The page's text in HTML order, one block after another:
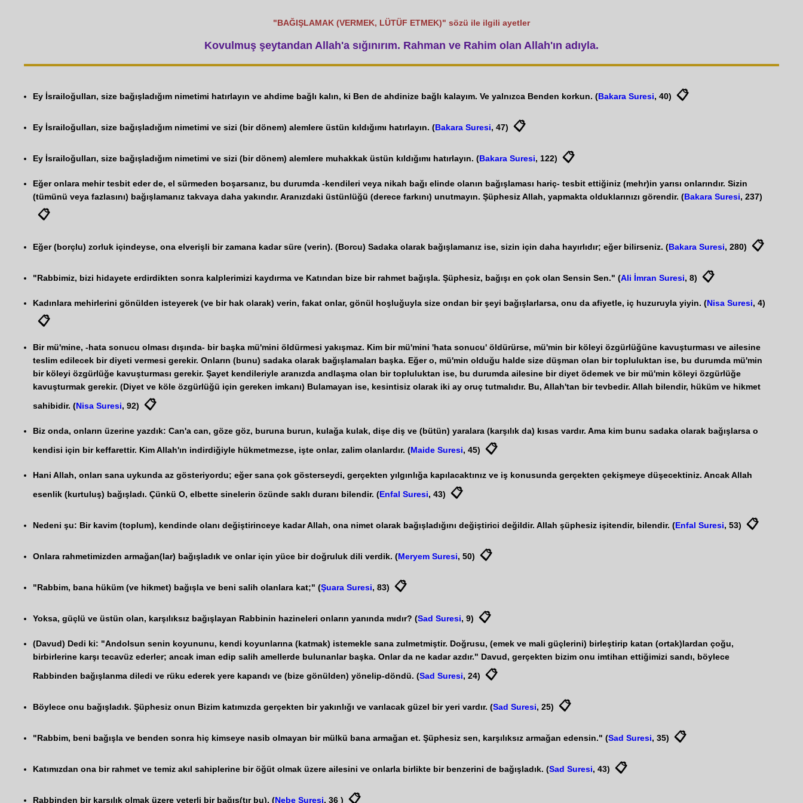
"BAĞIŞLAMAK (VERMEK, LÜTÜF ETMEK)" sözü ile ilgili ayetler
Kovulmuş şeytandan Allah'a sığınırım. Rahman ve Rahim olan Allah'ın adıyla.
Ey İsrailoğulları, size bağışladığım nimetimi hatırlayın ve ahdime bağlı kalın, ki Ben de ahdinize bağlı kalayım. Ve yalnızca Benden korkun. (Bakara Suresi, 40) 📋
Ey İsrailoğulları, size bağışladığım nimetimi ve sizi (bir dönem) alemlere üstün kıldığımı hatırlayın. (Bakara Suresi, 47) 📋
Ey İsrailoğulları, size bağışladığım nimetimi ve sizi (bir dönem) alemlere muhakkak üstün kıldığımı hatırlayın. (Bakara Suresi, 122) 📋
Eğer onlara mehir tesbit eder de, el sürmeden boşarsanız, bu durumda -kendileri veya nikah bağı elinde olanın bağışlaması hariç- tesbit ettiğiniz (mehr)in yarısı onlarındır. Sizin
(tümünü veya fazlasını) bağışlamanız takvaya daha yakındır. Aranızdaki üstünlüğü (derece farkını) unutmayın. Şüphesiz Allah, yapmakta olduklarınızı görendir. (Bakara Suresi, 237)
📋
Eğer (borçlu) zorluk içindeyse, ona elverişli bir zamana kadar süre (verin). (Borcu) Sadaka olarak bağışlamanız ise, sizin için daha hayırlıdır; eğer bilirseniz. (Bakara Suresi, 280) 📋
"Rabbimiz, bizi hidayete erdirdikten sonra kalplerimizi kaydırma ve Katından bize bir rahmet bağışla. Şüphesiz, bağışı en çok olan Sensin Sen." (Ali İmran Suresi, 8) 📋
Kadınlara mehirlerini gönülden isteyerek (ve bir hak olarak) verin, fakat onlar, gönül hoşluğuyla size ondan bir şeyi bağışlarlarsa, onu da afiyetle, iç huzuruyla yiyin. (Nisa Suresi, 4)
📋
Bir mü'mine, -hata sonucu olması dışında- bir başka mü'mini öldürmesi yakışmaz. Kim bir mü'mini 'hata sonucu' öldürürse, mü'min bir köleyi özgürlüğüne kavuşturması ve ailesine
teslim edilecek bir diyeti vermesi gerekir. Onların (bunu) sadaka olarak bağışlamaları başka. Eğer o, mü'min olduğu halde size düşman olan bir topluluktan ise, bu durumda mü'min
bir köleyi özgürlüğe kavuşturması gerekir. Şayet kendileriyle aranızda andlaşma olan bir topluluktan ise, bu durumda ailesine bir diyet ödemek ve bir mü'min köleyi özgürlüğe
kavuşturmak gerekir. (Diyet ve köle özgürlüğü için gereken imkanı) Bulamayan ise, kesintisiz olarak iki ay oruç tutmalıdır. Bu, Allah'tan bir tevbedir. Allah bilendir, hüküm ve hikmet
sahibidir. (Nisa Suresi, 92) 📋
Biz onda, onların üzerine yazdık: Can'a can, göze göz, buruna burun, kulağa kulak, dişe diş ve (bütün) yaralara (karşılık da) kısas vardır. Ama kim bunu sadaka olarak bağışlarsa o
kendisi için bir keffarettir. Kim Allah'ın indirdiğiyle hükmetmezse, işte onlar, zalim olanlardır. (Maide Suresi, 45) 📋
Hani Allah, onları sana uykunda az gösteriyordu; eğer sana çok gösterseydi, gerçekten yılgınlığa kapılacaktınız ve iş konusunda gerçekten çekişmeye düşecektiniz. Ancak Allah
esenlik (kurtuluş) bağışladı. Çünkü O, elbette sinelerin özünde saklı duranı bilendir. (Enfal Suresi, 43) 📋
Nedeni şu: Bir kavim (toplum), kendinde olanı değiştirinceye kadar Allah, ona nimet olarak bağışladığını değiştirici değildir. Allah şüphesiz işitendir, bilendir. (Enfal Suresi, 53) 📋
Onlara rahmetimizden armağan(lar) bağışladık ve onlar için yüce bir doğruluk dili verdik. (Meryem Suresi, 50) 📋
"Rabbim, bana hüküm (ve hikmet) bağışla ve beni salih olanlara kat;" (Şuara Suresi, 83) 📋
Yoksa, güçlü ve üstün olan, karşılıksız bağışlayan Rabbinin hazineleri onların yanında mıdır? (Sad Suresi, 9) 📋
(Davud) Dedi ki: "Andolsun senin koyununu, kendi koyunlarına (katmak) istemekle sana zulmetmiştir. Doğrusu, (emek ve mali güçlerini) birleştirip katan (ortak)lardan çoğu,
birbirlerine karşı tecavüz ederler; ancak iman edip salih amellerde bulunanlar başka. Onlar da ne kadar azdır." Davud, gerçekten bizim onu imtihan ettiğimizi sandı, böylece
Rabbinden bağışlanma diledi ve rüku ederek yere kapandı ve (bize gönülden) yönelip-döndü. (Sad Suresi, 24) 📋
Böylece onu bağışladık. Şüphesiz onun Bizim katımızda gerçekten bir yakınlığı ve varılacak güzel bir yeri vardır. (Sad Suresi, 25) 📋
"Rabbim, beni bağışla ve benden sonra hiç kimseye nasib olmayan bir mülkü bana armağan et. Şüphesiz sen, karşılıksız armağan edensin." (Sad Suresi, 35) 📋
Katımızdan ona bir rahmet ve temiz akıl sahiplerine bir öğüt olmak üzere ailesini ve onlarla birlikte bir benzerini de bağışladık. (Sad Suresi, 43) 📋
Rabbinden bir karşılık olmak üzere yeterli bir bağış(tır bu). (Nebe Suresi, 36 ) 📋